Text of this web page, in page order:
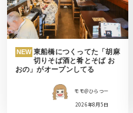
NEW 東船橋につくってた「胡麻
切りそば酒と肴とそば お
おの」がオープンしてる
モモ＠ひらつー
2026年8月5日